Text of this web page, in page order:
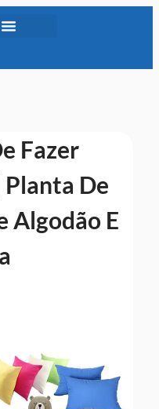
Fazer
Planta De
Algodão E